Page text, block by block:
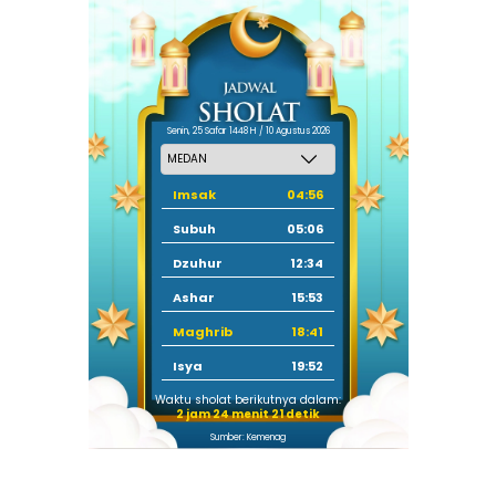
Senin, 25 Safar 1448 H / 10 Agustus 2026
Imsak
04:56
Subuh
05:06
Dzuhur
12:34
Ashar
15:53
Maghrib
18:41
Isya
19:52
Waktu sholat berikutnya dalam:
2 jam 24 menit 21 detik
Sumber: Kemenag